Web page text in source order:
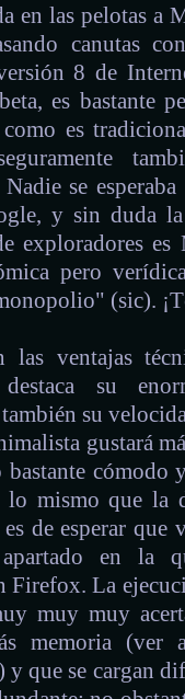
en las pelotas a
canutas
8 de
es bastante
es
se
y sin duda
exploradores
pero
(sic).
las ventajas
destaca su
su
gustará
bastante cómodo
lo mismo que la
de esperar que
en la
Firefox. La
muy muy
memoria (ver
que se cargan